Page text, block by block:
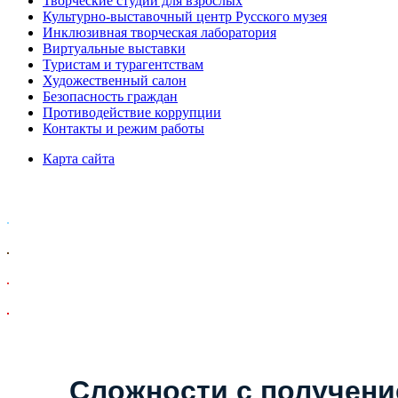
Культурно-выставочный центр Русского музея
Инклюзивная творческая лаборатория
Виртуальные выставки
Туристам и турагентствам
Художественный салон
Безопасность граждан
Противодействие коррупции
Контакты и режим работы
Карта сайта
Сложности с